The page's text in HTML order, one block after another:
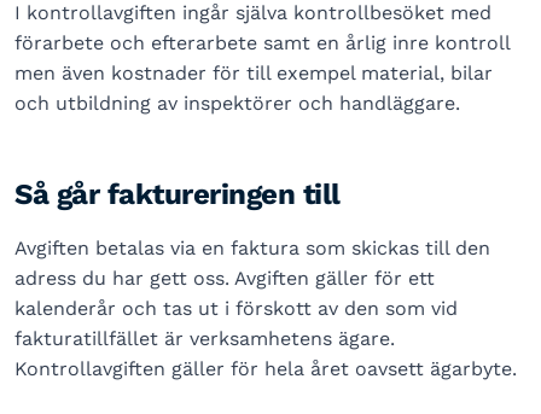
I kontrollavgiften ingår själva kontrollbesöket med
förarbete och efterarbete samt en årlig inre kontroll
men även kostnader för till exempel material, bilar
och utbildning av inspektörer och handläggare.
Så går faktureringen till
Avgiften betalas via en faktura som skickas till den
adress du har gett oss. Avgiften gäller för ett
kalenderår och tas ut i förskott av den som vid
fakturatillfället är verksamhetens ägare.
Kontrollavgiften gäller för hela året oavsett ägarbyte.